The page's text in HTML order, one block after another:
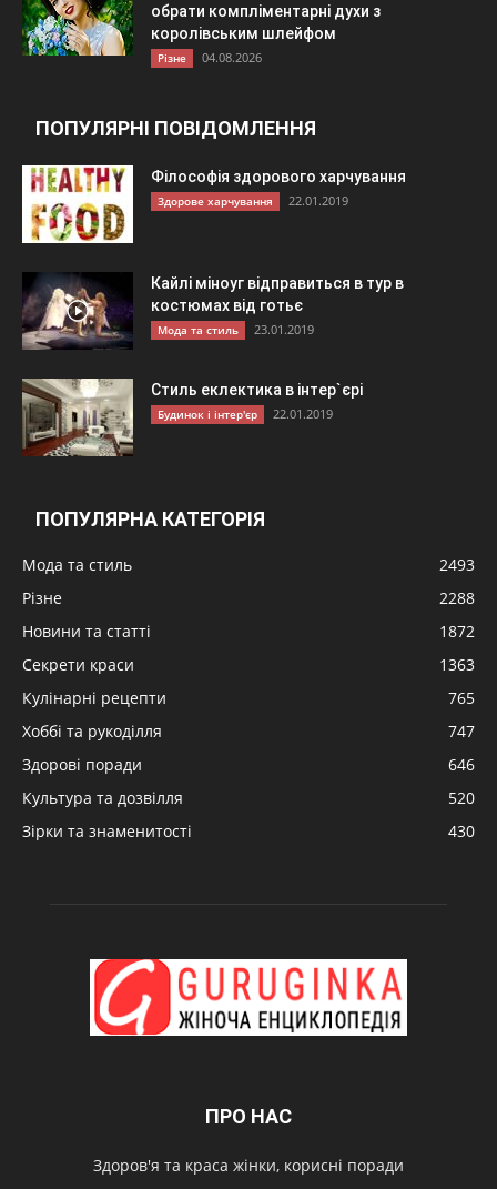
обрати компліментарні духи з
королівським шлейфом
Різне 04.08.2026
ПОПУЛЯРНІ ПОВІДОМЛЕННЯ
Філософія здорового харчування
Здорове харчування 22.01.2019
Кайлі міноуг відправиться в тур в
костюмах від готьє
Мода та стиль 23.01.2019
Стиль еклектика в інтер`єрі
Будинок і інтер'єр 22.01.2019
ПОПУЛЯРНА КАТЕГОРІЯ
Мода та стиль
2493
Різне
2288
Новини та статті
1872
Секрети краси
1363
Кулінарні рецепти
765
Хоббі та рукоділля
747
Здорові поради
646
Культура та дозвілля
520
Зірки та знаменитості
430
ПРО НАС
Здоров'я та краса жінки, корисні поради